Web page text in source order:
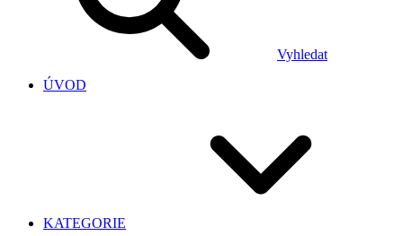
Vyhledat
ÚVOD
KATEGORIE